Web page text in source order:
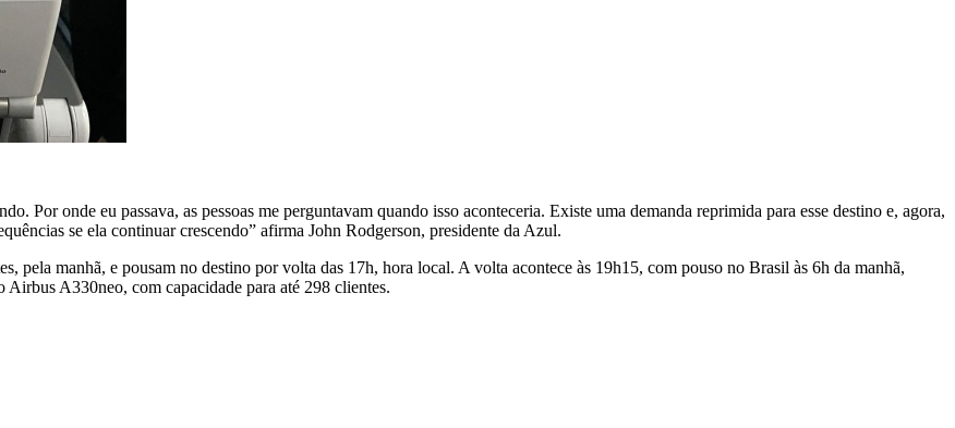
Por onde eu passava, as pessoas me perguntavam quando isso aconteceria. Existe uma demanda reprimida para esse destino e, agora,
se ela continuar crescendo” afirma John Rodgerson, presidente da Azul.
pela manhã, e pousam no destino por volta das 17h, hora local. A volta acontece às 19h15, com pouso no Brasil às 6h da manhã,
A330neo, com capacidade para até 298 clientes.